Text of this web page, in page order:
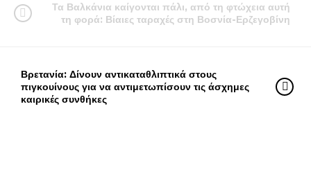
Τα Βαλκάνια καίγονται πάλι, από τη φτώχεια αυτή
τη φορά: Βίαιες ταραχές στη Βοσνία-Ερζεγοβίνη
Βρετανία: Δίνουν αντικαταθλιπτικά στους
πιγκουίνους για να αντιμετωπίσουν τις άσχημες
καιρικές συνθήκες